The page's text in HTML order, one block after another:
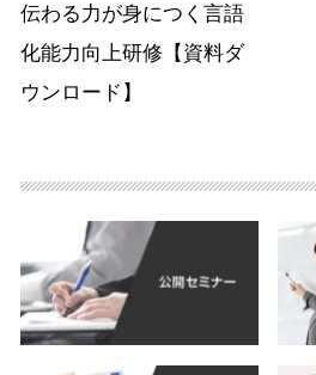
伝わる力が身につく言語
化能力向上研修【資料ダ
ウンロード】